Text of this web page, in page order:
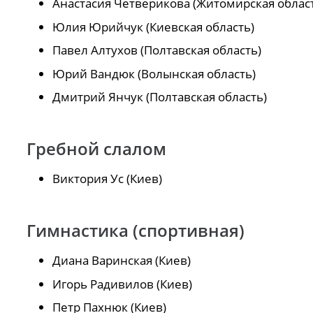
Юлия Юрийчук (Киевская область)
Павел Алтухов (Полтавская область)
Юрий Вандюк (Волынская область)
Дмитрий Янчук (Полтавская область)
Гребной слалом
Виктория Ус (Киев)
Гимнастика (спортивная)
Диана Варинская (Киев)
Игорь Радивилов (Киев)
Петр Пахнюк (Киев)